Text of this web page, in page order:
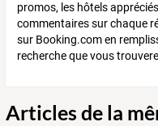
promos, les hôtels
commentaires sur chaque
sur Booking.com en
recherche que vous
Articles de la